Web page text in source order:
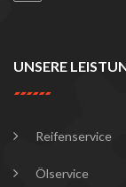
UNSERE
Reifenservice
Ölservice